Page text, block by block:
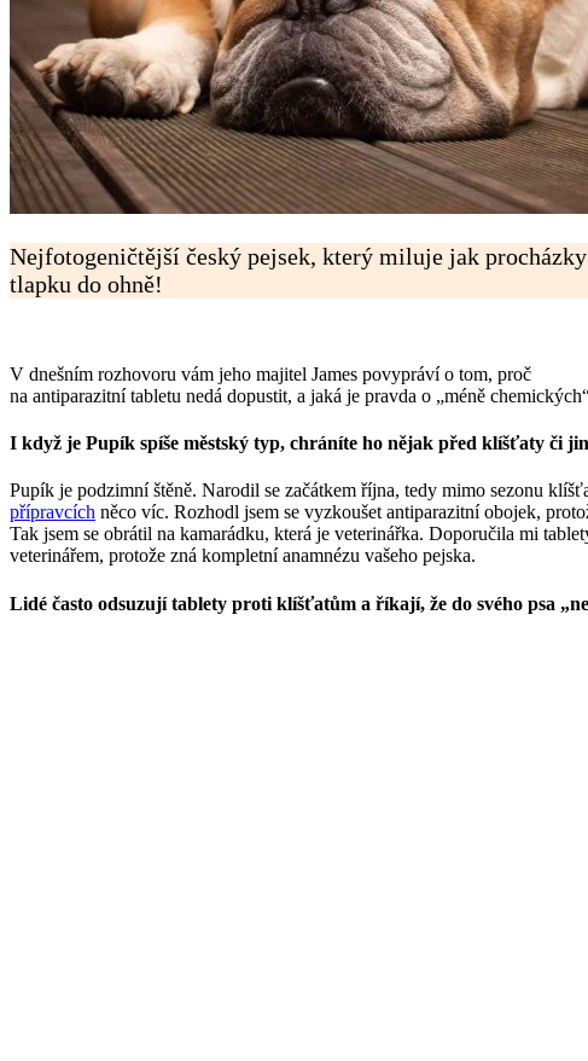
Nejfotogeničtější český pejsek, který miluje jak
tlapku do ohně!
V dnešním rozhovoru vám jeho majitel James povypráví o tom, proč
na antiparazitní tabletu nedá dopustit, a jaká je pravda o „méně
I když je Pupík spíše městský typ, chráníte ho nějak před klíšťaty či
Pupík je podzimní štěně. Narodil se začátkem října, tedy mimo sezonu
přípravcích něco víc. Rozhodl jsem se vyzkoušet antiparazitní obojek,
Tak jsem se obrátil na kamarádku, která je veterinářka. Doporučila mi
veterinářem, protože zná kompletní anamnézu vašeho pejska.
Lidé často odsuzují tablety proti klíšťatům a říkají, že do svého psa